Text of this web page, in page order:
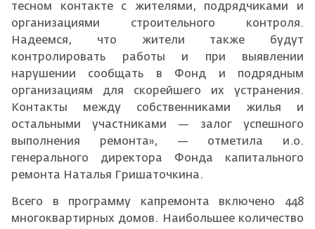
тесном контакте с жителями, подрядчиками и
организациями строительного контроля.
Надеемся, что жители также будут
контролировать работы и при выявлении
нарушении сообщать в Фонд и подрядным
организациям для скорейшего их устранения.
Контакты между собственниками жилья и
остальными участниками — залог успешного
выполнения ремонта», — отметила и.о.
генерального директора Фонда капитального
ремонта Наталья Гришаточкина.
Всего в программу капремонта включено 448
многоквартирных домов. Наибольшее количество